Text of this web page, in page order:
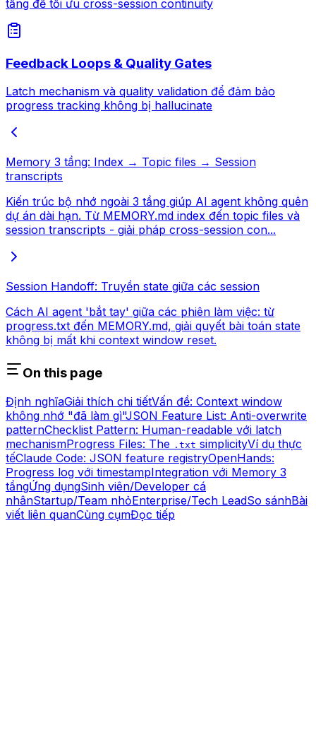
tầng để tối ưu cross-session continuity
Feedback Loops & Quality Gates
Latch mechanism và quality validation để đảm bảo
progress tracking không bị hallucinate
Memory 3 tầng: Index → Topic files → Session
transcripts
Kiến trúc bộ nhớ ngoài 3 tầng giúp AI agent không quên
dự án dài hạn. Từ MEMORY.md index đến topic files và
session transcripts - giải pháp cross-session con...
Session Handoff: Truyền state giữa các session
Cách AI agent 'bắt tay' giữa các phiên làm việc: từ
progress.txt đến MEMORY.md, giải quyết bài toán state
không bị mất khi context window reset.
On this page
Định nghĩaGiải thích chi tiếtVấn đề: Context window
không nhớ "đã làm gì"JSON Feature List: Anti-overwrite
patternChecklist Pattern: Human-readable với latch
mechanismProgress Files: The .txt simplicityVí dụ thực
tếClaude Code: JSON feature registryOpenHands:
Progress log với timestampIntegration với Memory 3
tầngỨng dụngSinh viên/Developer cá
nhânStartup/Team nhỏEnterprise/Tech LeadSo sánhBài
viết liên quanCùng cụmĐọc tiếp